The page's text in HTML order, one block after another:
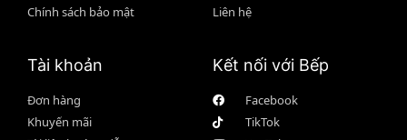
Chính sách bảo mật
Liên hệ
Tài khoản
Đơn hàng
Khuyến mãi
Kết nối với Bếp
Facebook
TikTok